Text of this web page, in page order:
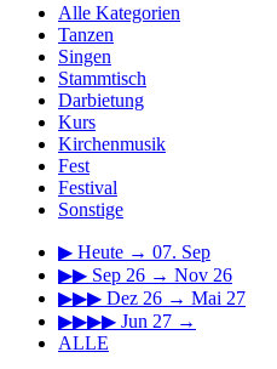
Alle Kategorien
Tanzen
Singen
Stammtisch
Darbietung
Kurs
Kirchenmusik
Fest
Festival
Sonstige
▶ Heute → 07. Sep
▶▶ Sep 26 → Nov 26
▶▶▶ Dez 26 → Mai 27
▶▶▶▶ Jun 27 →
ALLE